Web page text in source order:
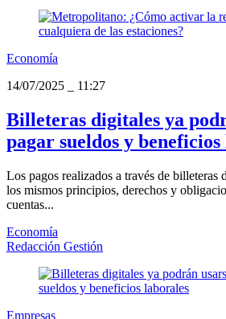
Economía
14/07/2025
11:27
Billeteras digitales ya
pagar sueldos y
Los pagos realizados a través de billeteras
los mismos principios, derechos y
cuentas...
Economía
Redacción Gestión
Empresas